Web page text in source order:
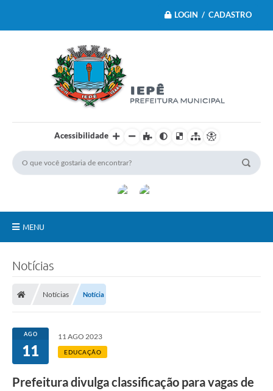
LOGIN / CADASTRO
Acessibilidade
MENU
Serviços Públicos
Carta de Serviços
Notícias
Notícias Notícia
AGO
11
11 AGO 2023
EDUCAÇÃO
Prefeitura divulga classificação para vagas de